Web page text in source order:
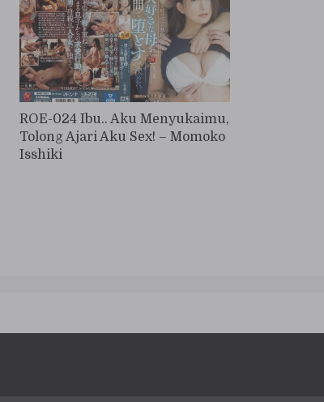
ROE-024 Ibu.. Aku Menyukaimu,
Tolong Ajari Aku Sex! – Momoko
Isshiki